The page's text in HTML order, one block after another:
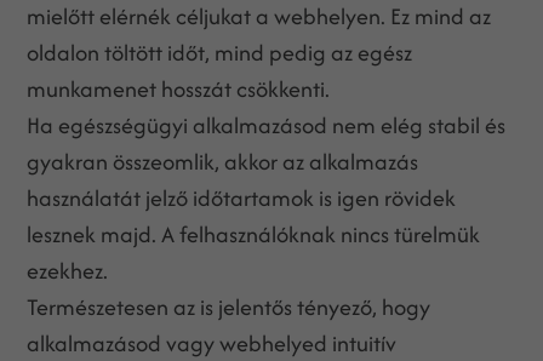
mielőtt elérnék céljukat a webhelyen. Ez mind az
oldalon töltött időt, mind pedig az egész
munkamenet hosszát csökkenti.
Ha egészségügyi alkalmazásod nem elég stabil és
gyakran összeomlik, akkor az alkalmazás
használatát jelző időtartamok is igen rövidek
lesznek majd. A felhasználóknak nincs türelmük
ezekhez.
Természetesen az is jelentős tényező, hogy
alkalmazásod vagy webhelyed intuitív